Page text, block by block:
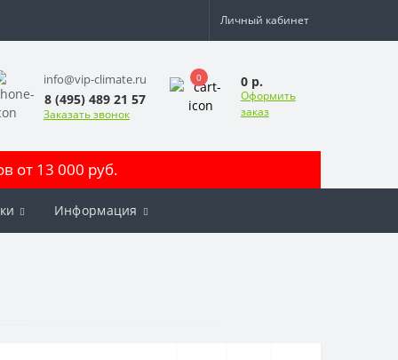
Личный кабинет
info@vip-climate.ru
8 (495) 489 21 57
Заказать звонок
0 0 р.
Оформить
заказ
от 13 000 руб.
Информация